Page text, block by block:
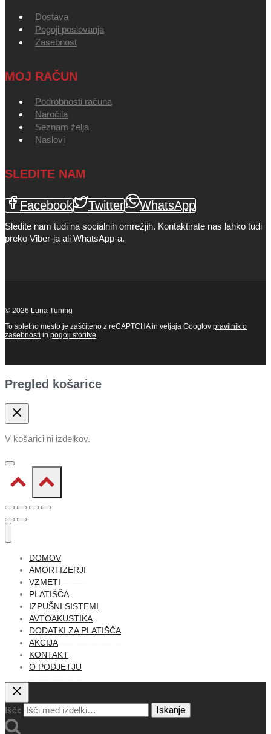
Dostava
Pogoji poslovanja
Zasebnost
MOJ RAČUN
Podrobnosti računa
Naročila
Seznam želja
Naslovi
SLEDITE NAM
Facebook Twitter WhatsApp
Sledite nam tudi na socialnih omrežjih. Kontaktirate nas lahko tudi
preko Viber-ja ali WhatsApp-a.
© 2026 Luna Tuning
To spletno mesto je zaščiteno z reCAPTCHA in veljaja Googlov pravilnik o
zasebnosti in pogoji storitve.
Pregled košarice
V košarici ni izdelkov.
DOMOV
AMORTIZERJI
VZMETI
PLATIŠČA
IZPUŠNI SISTEMI
AVTOAKUSTIKA
DODATKI ZA PLATIŠČA
AKCIJA
KONTAKT
O PODJETJU
Išči: Iskanje